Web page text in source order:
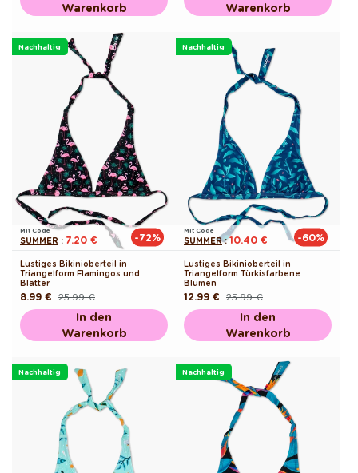
Warenkorb
Warenkorb
Nachhaltig
Mit Code
SUMMER : 7.20 € -72%
Lustiges Bikinioberteil in
Triangelform Flamingos und
Blätter
Normaler
Preis
25.99 €
Verkaufspreis
8.99 €
In den
Warenkorb
Nachhaltig
Mit Code
SUMMER:10.40 € -60%
Lustiges Bikinioberteil in
Triangelform Türkisfarbene
Blumen
Normaler
Preis
25.99 €
Verkaufspreis
12.99 €
In den
Warenkorb
Nachhaltig Nachhaltig